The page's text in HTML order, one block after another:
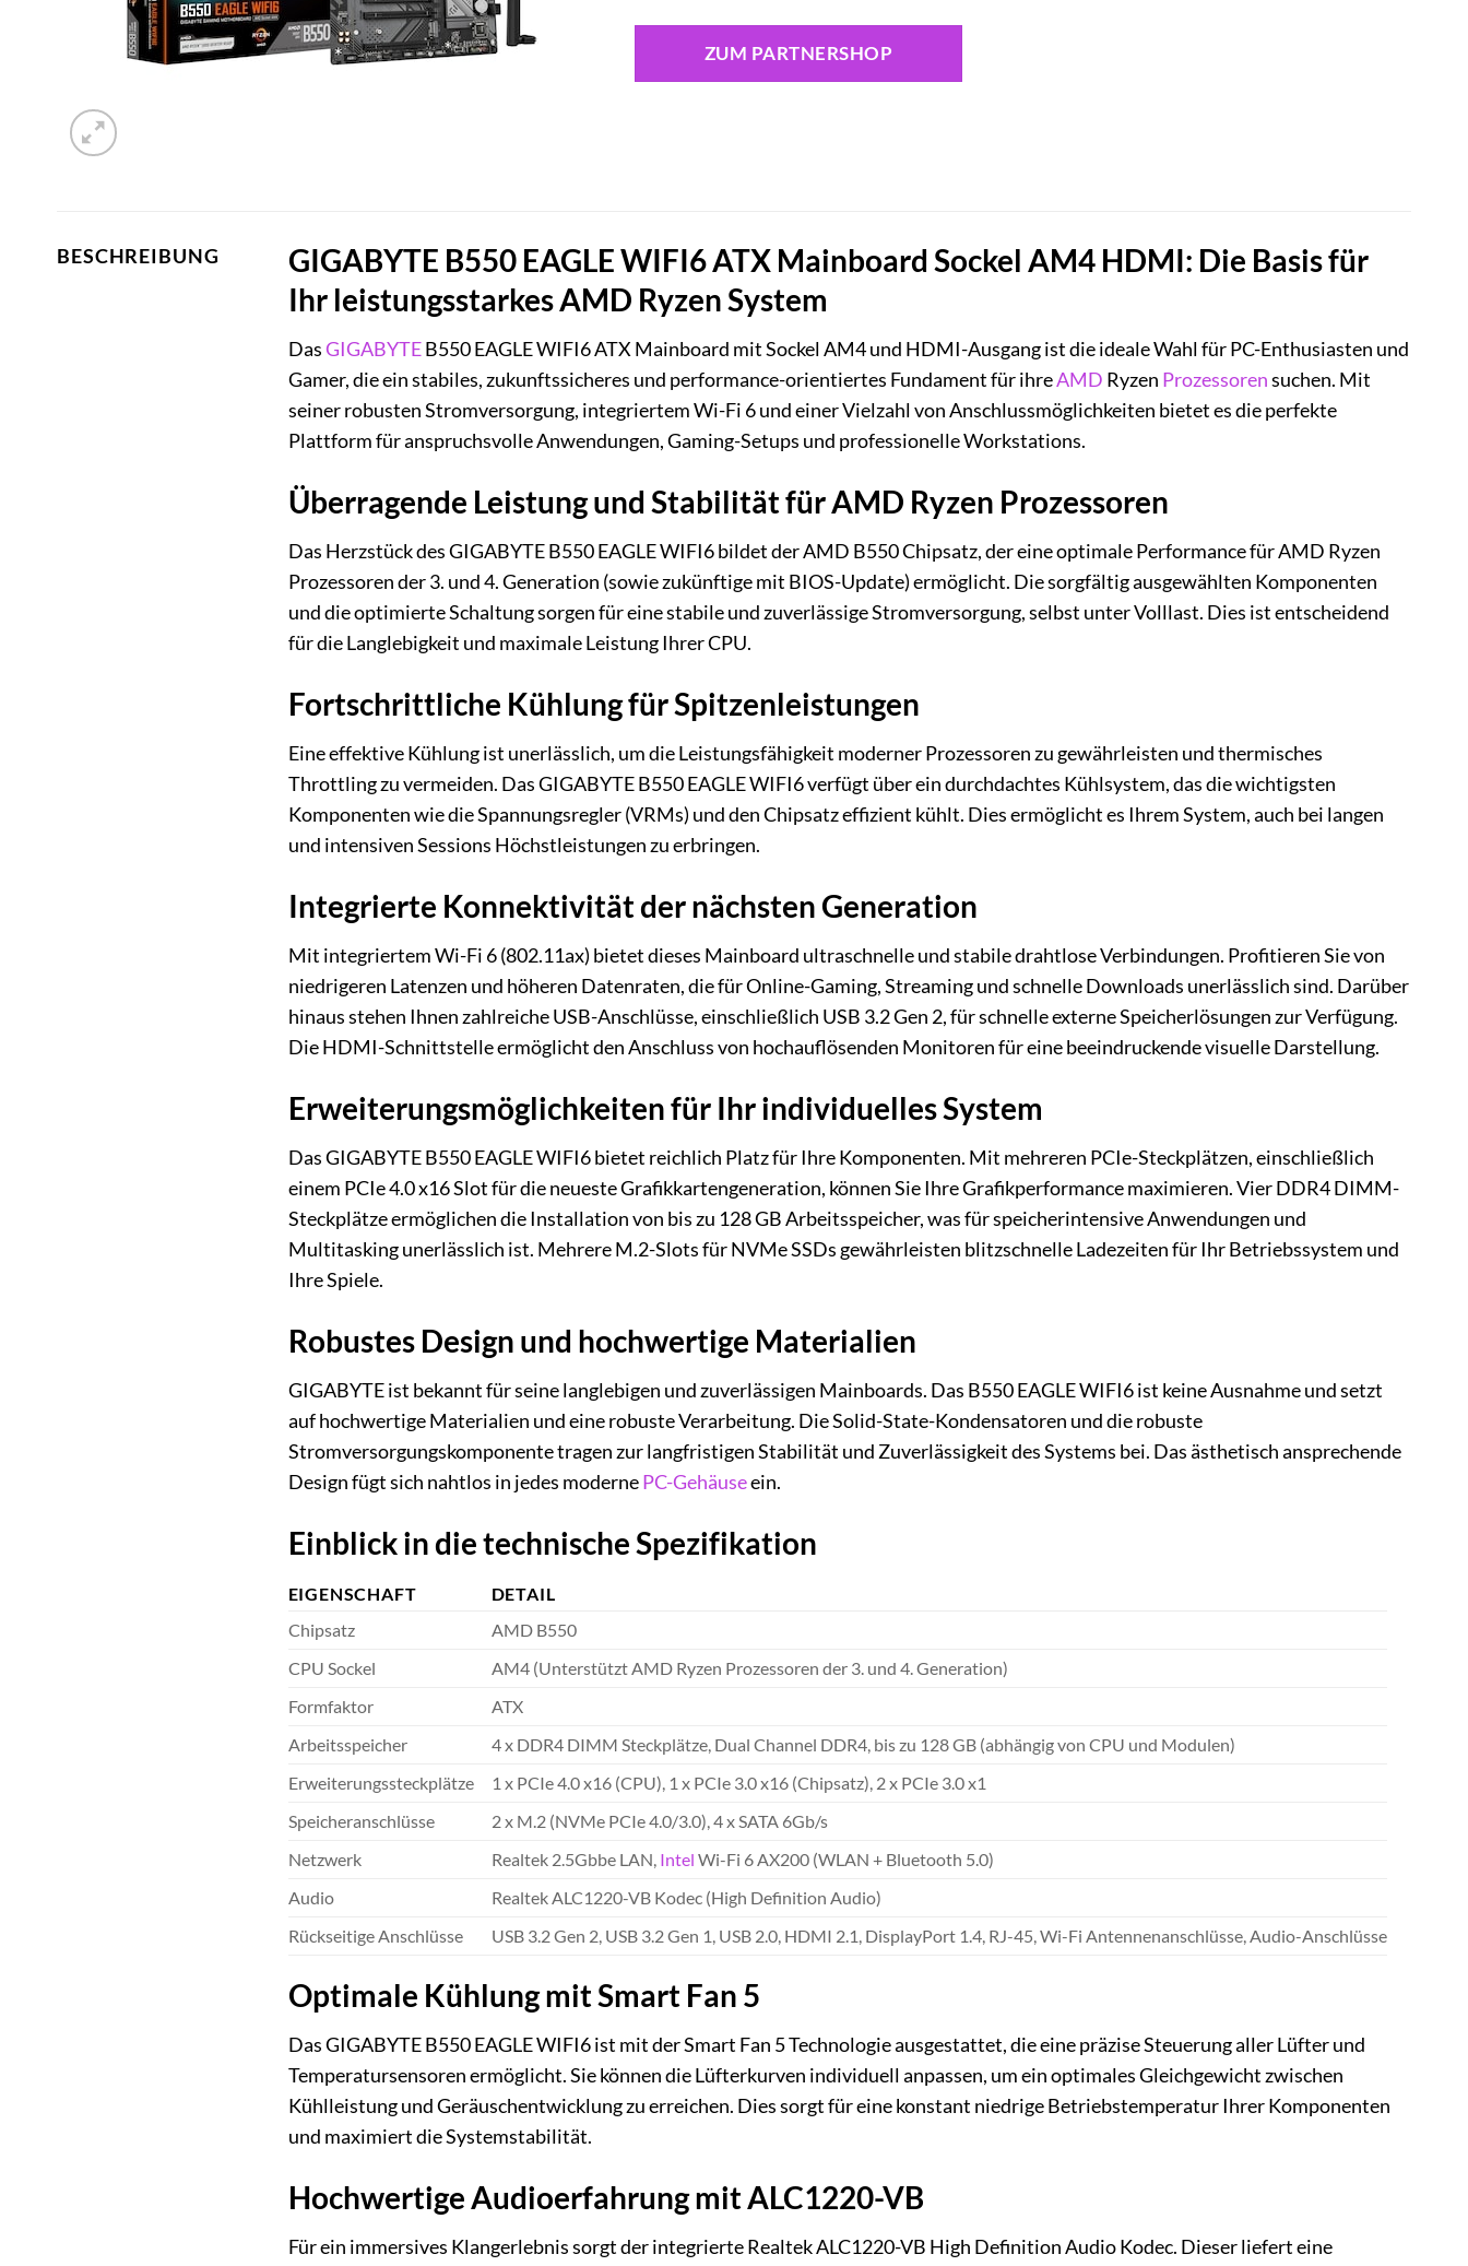
ZUM PARTNERSHOP
BESCHREIBUNG
GIGABYTE B550 EAGLE WIFI6 ATX Mainboard Sockel AM4 HDMI: Die Basis für
Ihr leistungsstarkes AMD Ryzen System
DasGIGABYTEB550 EAGLE WIFI6 ATX Mainboard mit Sockel AM4 und HDMI-Ausgang ist die ideale Wahl für PC-Enthusiasten und
Gamer, die ein stabiles, zukunftssicheres und performance-orientiertes Fundament für ihreAMD Ryzen Prozessorensuchen. Mit
seiner robusten Stromversorgung, integriertem Wi-Fi 6 und einer Vielzahl von Anschlussmöglichkeiten bietet es die perfekte
Plattform für anspruchsvolle Anwendungen, Gaming-Setups und professionelle Workstations.
Überragende Leistung und Stabilität für AMD Ryzen Prozessoren
Das Herzstück des GIGABYTE B550 EAGLE WIFI6 bildet der AMD B550 Chipsatz, der eine optimale Performance für AMD Ryzen
Prozessoren der 3. und 4. Generation (sowie zukünftige mit BIOS-Update) ermöglicht. Die sorgfältig ausgewählten Komponenten
und die optimierte Schaltung sorgen für eine stabile und zuverlässige Stromversorgung, selbst unter Volllast. Dies ist entscheidend
für die Langlebigkeit und maximale Leistung Ihrer CPU.
Fortschrittliche Kühlung für Spitzenleistungen
Eine effektive Kühlung ist unerlässlich, um die Leistungsfähigkeit moderner Prozessoren zu gewährleisten und thermisches
Throttling zu vermeiden. Das GIGABYTE B550 EAGLE WIFI6 verfügt über ein durchdachtes Kühlsystem, das die wichtigsten
Komponenten wie die Spannungsregler (VRMs) und den Chipsatz effizient kühlt. Dies ermöglicht es Ihrem System, auch bei langen
und intensiven Sessions Höchstleistungen zu erbringen.
Integrierte Konnektivität der nächsten Generation
Mit integriertem Wi-Fi 6 (802.11ax) bietet dieses Mainboard ultraschnelle und stabile drahtlose Verbindungen. Profitieren Sie von
niedrigeren Latenzen und höheren Datenraten, die für Online-Gaming, Streaming und schnelle Downloads unerlässlich sind. Darüber
hinaus stehen Ihnen zahlreiche USB-Anschlüsse, einschließlich USB 3.2 Gen 2, für schnelle externe Speicherlösungen zur Verfügung.
Die HDMI-Schnittstelle ermöglicht den Anschluss von hochauflösenden Monitoren für eine beeindruckende visuelle Darstellung.
Erweiterungsmöglichkeiten für Ihr individuelles System
Das GIGABYTE B550 EAGLE WIFI6 bietet reichlich Platz für Ihre Komponenten. Mit mehreren PCIe-Steckplätzen, einschließlich
einem PCIe 4.0 x16 Slot für die neueste Grafikkartengeneration, können Sie Ihre Grafikperformance maximieren. Vier DDR4 DIMM-
Steckplätze ermöglichen die Installation von bis zu 128 GB Arbeitsspeicher, was für speicherintensive Anwendungen und
Multitasking unerlässlich ist. Mehrere M.2-Slots für NVMe SSDs gewährleisten blitzschnelle Ladezeiten für Ihr Betriebssystem und
Ihre Spiele.
Robustes Design und hochwertige Materialien
GIGABYTE ist bekannt für seine langlebigen und zuverlässigen Mainboards. Das B550 EAGLE WIFI6 ist keine Ausnahme und setzt
auf hochwertige Materialien und eine robuste Verarbeitung. Die Solid-State-Kondensatoren und die robuste
Stromversorgungskomponente tragen zur langfristigen Stabilität und Zuverlässigkeit des Systems bei. Das ästhetisch ansprechende
Design fügt sich nahtlos in jedes modernePC-Gehäuseein.
Einblick in die technische Spezifikation
EIGENSCHAFT
DETAIL
Chipsatz
AMD B550
CPU Sockel
AM4 (Unterstützt AMD Ryzen Prozessoren der 3. und 4. Generation)
Formfaktor
ATX
Arbeitsspeicher
4 x DDR4 DIMM Steckplätze, Dual Channel DDR4, bis zu 128 GB (abhängig von CPU und Modulen)
Erweiterungssteckplätze
1 x PCIe 4.0 x16 (CPU), 1 x PCIe 3.0 x16 (Chipsatz), 2 x PCIe 3.0 x1
Speicheranschlüsse
2 x M.2 (NVMe PCIe 4.0/3.0), 4 x SATA 6Gb/s
Netzwerk
Realtek 2.5Gbbe LAN, Intel Wi-Fi 6 AX200 (WLAN + Bluetooth 5.0)
Audio
Realtek ALC1220-VB Kodec (High Definition Audio)
Rückseitige Anschlüsse
USB 3.2 Gen 2, USB 3.2 Gen 1, USB 2.0, HDMI 2.1, DisplayPort 1.4, RJ-45, Wi-Fi Antennenanschlüsse, Audio-Anschlüsse
Optimale Kühlung mit Smart Fan 5
Das GIGABYTE B550 EAGLE WIFI6 ist mit der Smart Fan 5 Technologie ausgestattet, die eine präzise Steuerung aller Lüfter und
Temperatursensoren ermöglicht. Sie können die Lüfterkurven individuell anpassen, um ein optimales Gleichgewicht zwischen
Kühlleistung und Geräuschentwicklung zu erreichen. Dies sorgt für eine konstant niedrige Betriebstemperatur Ihrer Komponenten
und maximiert die Systemstabilität.
Hochwertige Audioerfahrung mit ALC1220-VB
Für ein immersives Klangerlebnis sorgt der integrierte Realtek ALC1220-VB High Definition Audio Kodec. Dieser liefert eine